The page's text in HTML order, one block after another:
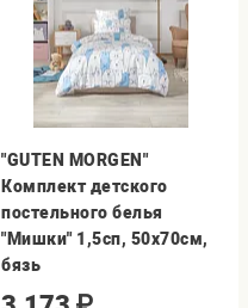
"GUTEN MORGEN"
Комплект детского
постельного белья
"Мишки" 1,5сп, 50х70см,
бязь